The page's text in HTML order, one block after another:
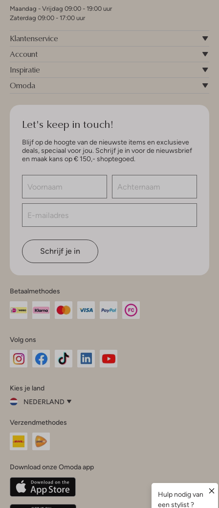
Maandag - Vrijdag 09:00 - 19:00 uur
Zaterdag 09:00 - 17:00 uur
Klantenservice
Account
Inspiratie
Omoda
Let's keep in touch!
Blijf op de hoogte van de nieuwste items en exclusieve
deals, speciaal voor jou. Schrijf je in voor de nieuwsbrief
en maak kans op € 150,- shoptegoed.
Schrijf je in
Betaalmethodes
Volg ons
InstagramFacebook
Kies je land
NEDERLAND
je
land
Nederland
Belgique(Français)
Deutschland
Verzendmethodes
Download onze Omoda app